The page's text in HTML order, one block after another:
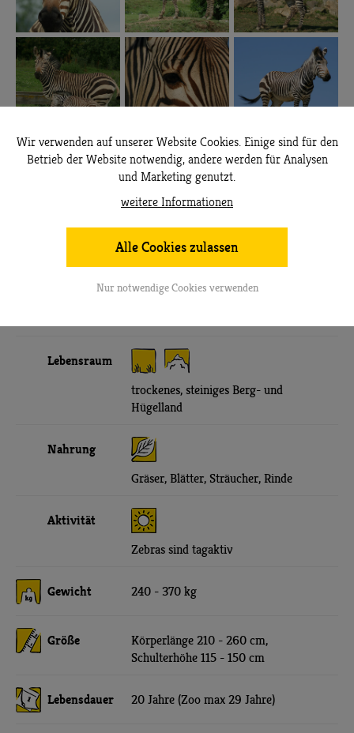
Unpaarhufer
Pferde
Lebensraum
trockenes, steiniges Berg- und
Hügelland
Nahrung
Gräser, Blätter, Sträucher, Rinde
Aktivität
Zebras sind tagaktiv
Gewicht 240 - 370 kg
Größe
Körperlänge 210 - 260 cm,
Schulterhöhe 115 - 150 cm
Lebensdauer 20 Jahre (Zoo max 29 Jahre)
Wir verwenden auf unserer Website Cookies. Einige sind für den
Betrieb der Website notwendig, andere werden für Analysen
und Marketing genutzt.
weitere Informationen
Alle Cookies zulassen
Nur notwendige Cookies verwenden